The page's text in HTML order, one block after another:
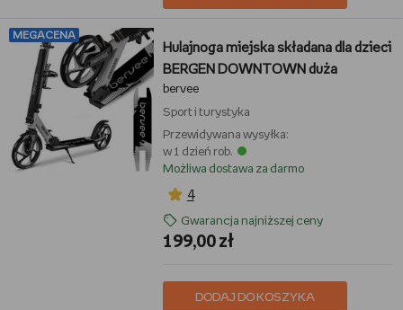
MEGACENA
Hulajnoga miejska składana dla dzieci
BERGEN DOWNTOWN duża
bervee
Sport i turystyka
Przewidywana wysyłka:
w 1 dzień rob.
Możliwa dostawa za darmo
4
Gwarancja najniższej ceny
199,00 zł
DODAJ DO KOSZYKA